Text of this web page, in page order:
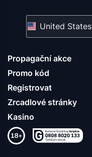
Propagační akce
Promo kód
Registrovat
Zrcadlové stránky
Kasino
United States